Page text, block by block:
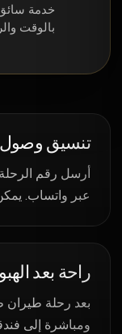
خدمة سائق
بالوقت
تنسيق
أرسل رقم
عبر واتساب.
راحة بعد
بعد رحلة طيران
ومباشرة إلى